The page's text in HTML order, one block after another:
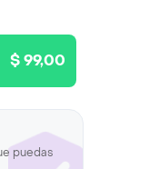
$ 99,00
puedas